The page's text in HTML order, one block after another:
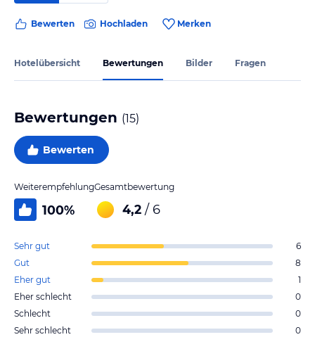
Bewerten Hochladen Merken
Hotelübersicht Bewertungen Bilder Fragen
Bewertungen (15)
Bewerten
Weiterempfehlung
100%
Gesamtbewertung
4,2 / 6
Sehr gut
6
Gut
8
Eher gut
1
Eher schlecht
0
Schlecht
0
Sehr schlecht
0